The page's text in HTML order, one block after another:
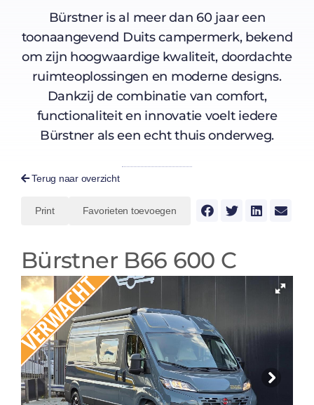
Bürstner is al meer dan 60 jaar een
toonaangevend Duits campermerk, bekend
om zijn hoogwaardige kwaliteit, doordachte
ruimteoplossingen en moderne designs.
Dankzij de combinatie van comfort,
functionaliteit en innovatie voelt iedere
Bürstner als een echt thuis onderweg.
Terug naar overzicht
Print Favorieten toevoegen
Bürstner B66 600 C